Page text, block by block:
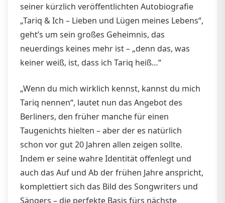
seiner kürzlich veröffentlichten Autobiografie
„Tariq & Ich – Lieben und Lügen meines Lebens“,
geht’s um sein großes Geheimnis, das
neuerdings keines mehr ist – „denn das, was
keiner weiß, ist, dass ich Tariq heiß…“
„Wenn du mich wirklich kennst, kannst du mich
Tariq nennen“, lautet nun das Angebot des
Berliners, den früher manche für einen
Taugenichts hielten – aber der es natürlich
schon vor gut 20 Jahren allen zeigen sollte.
Indem er seine wahre Identität offenlegt und
auch das Auf und Ab der frühen Jahre anspricht,
komplettiert sich das Bild des Songwriters und
Sängers – die perfekte Basis fürs nächste